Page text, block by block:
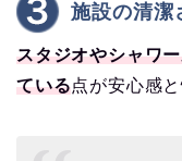
施設の清潔
スタジオやシャワ
ている点が安心感